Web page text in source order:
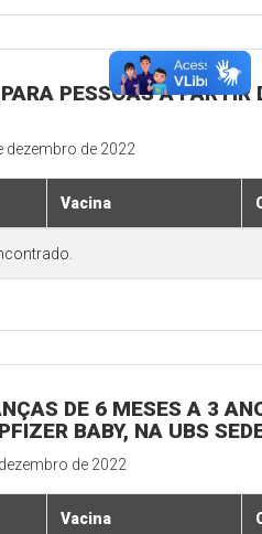
PESSOAS A
dezembro de 2022
Vacina
DE 6 MESES A 3
BABY, NA UBS
de 2022
Vacina